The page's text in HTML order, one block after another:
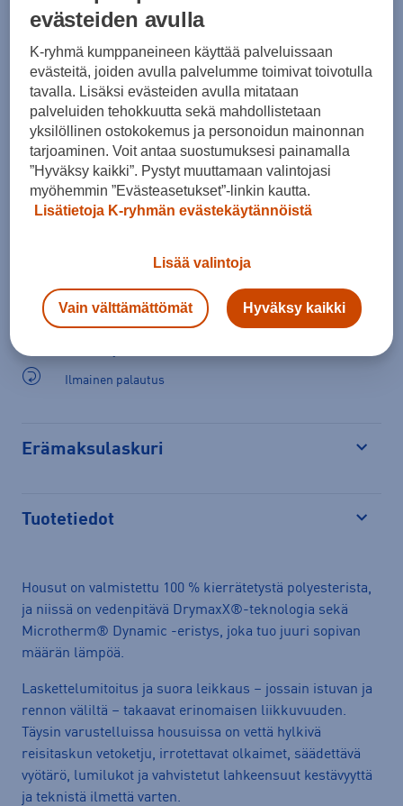
Kokotaulukko
Lisää ostoskoriin
Tarkista saatavuus ja tilaa myymälästä
Verkkokauppa: SaatavillaMyymälät: Saatavilla
Valitse koko nähdäksesi myymäläsaatavuuden.
Arvioitu toimitusaika 1-3 arkipäivää.
Ilmainen palautus
Erämaksulaskuri
Tuotetiedot
Housut on valmistettu 100 % kierrätetystä polyesterista,
ja niissä on vedenpitävä DrymaxX®-teknologia sekä
Microtherm® Dynamic -eristys, joka tuo juuri sopivan
määrän lämpöä.
Laskettelumitoitus ja suora leikkaus – jossain istuvan ja
rennon väliltä – takaavat erinomaisen liikkuvuuden.
Täysin varustelluissa housuissa on vettä hylkivä
reisitaskun vetoketju, irrotettavat olkaimet, säädettävä
vyötärö, lumilukot ja vahvistetut lahkeensuut kestävyyttä
ja teknistä ilmettä varten.
evästeiden avulla
K-ryhmä kumppaneineen käyttää palveluissaan
evästeitä, joiden avulla palvelumme toimivat toivotulla
tavalla. Lisäksi evästeiden avulla mitataan
palveluiden tehokkuutta sekä mahdollistetaan
yksilöllinen ostokokemus ja personoidun mainonnan
tarjoaminen. Voit antaa suostumuksesi painamalla
”Hyväksy kaikki”. Pystyt muuttamaan valintojasi
myöhemmin ”Evästeasetukset”-linkin kautta.
Lisätietoja K-ryhmän evästekäytännöistä
Lisää valintoja
Vain välttämättömät Hyväksy kaikki